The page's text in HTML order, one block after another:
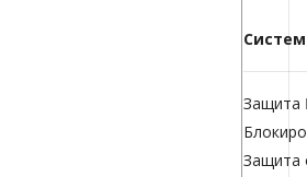
Защита
Защита